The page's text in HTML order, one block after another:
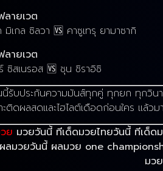
ลายเวต
มิเกล ซิลวา 🆚 คาซูเทรุ ยามาซากิ
ลายเวต
ซิสเนรอส 🆚 ชุน ชิราอิชิ
นี้รับประกันความมันส์ทุกคู่ ทุกยก ทุกวิน
ะติดผลสดและไฮไลต์เดือดก่อนใคร แล้ว
ย มวยวันนี้ ทีเด็ดมวยไทยวันนี้ ทีเด็ด
ลมวยวันนี้ ผลมวย one
มว